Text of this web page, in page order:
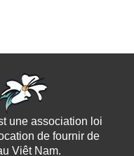
une association loi
de fournir de
Viêt Nam.